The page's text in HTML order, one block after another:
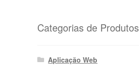
Categorias de Produtos
Aplicação Web